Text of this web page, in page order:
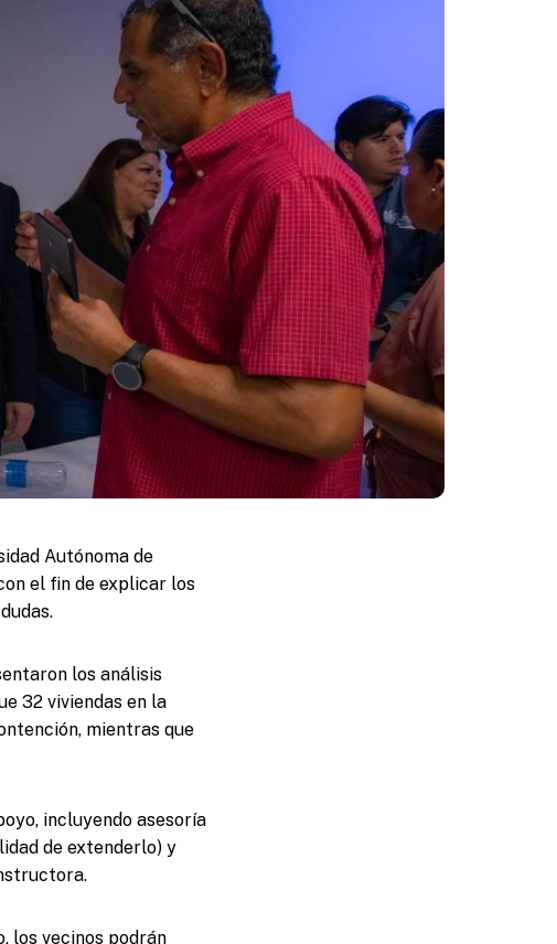
Autónoma de
el fin de explicar los
los análisis
32 viviendas en la
mientras que
incluyendo asesoría
de extenderlo) y
los vecinos podrán